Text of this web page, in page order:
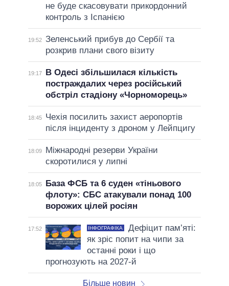
не буде скасовувати прикордонний
контроль з Іспанією
19:52 Зеленський прибув до Сербії та
розкрив плани свого візиту
19:17
В Одесі збільшилася кількість
постраждалих через російський
обстріл стадіону «Чорноморець»
18:45
Чехія посилить захист аеропортів
після інциденту з дроном у Лейпцигу
18:09
Міжнародні резерви України
скоротилися у липні
18:05
База ФСБ та 6 суден «тіньового
флоту»: СБС атакували понад 100
ворожих цілей росіян
17:52 ІНФОГРАФІКА
Дефіцит пам’яті:
як зріс попит на чипи за
останні роки і що
прогнозують на 2027-й
Більше новин